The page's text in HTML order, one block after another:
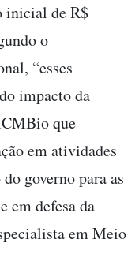
inicial de R$
o
“esses
impacto da
que
em atividades
governo para as
em defesa da
em Meio